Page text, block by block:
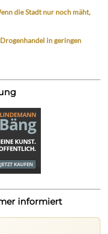
die Stadt nur noch mäht,
in geringen
informiert